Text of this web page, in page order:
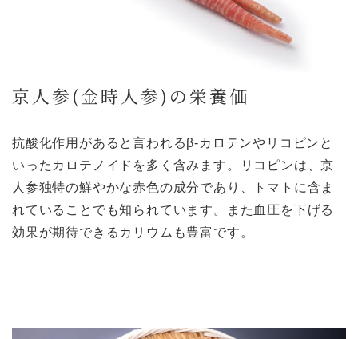
京人参(金時人参)の栄養価
抗酸化作用があると言われるβ-カロテンやリコピンと
いったカロテノイドを多く含みます。リコピンは、京
人参独特の鮮やかな赤色の成分であり、トマトに含ま
れていることでも知られています。また血圧を下げる
効果が期待できるカリウムも豊富です。